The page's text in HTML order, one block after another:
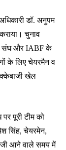
डॉ. अनुपम
चुनाव
संघ और IABF के
के लिए चेयरमैन व
खेल
पूरी टीम को
सिंह, चेयरमेन,
आने वाले समय में